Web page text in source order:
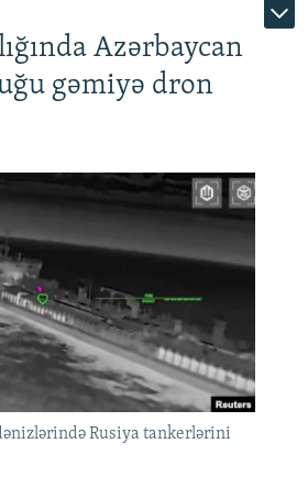
Azərbaycan
gəmiyə dron
Rusiya tankerlərini